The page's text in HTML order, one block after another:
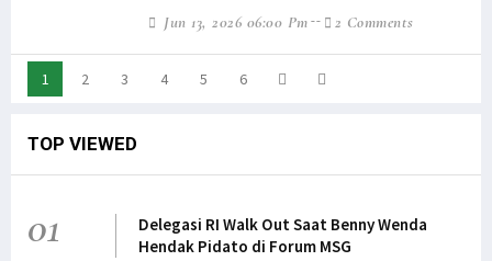
Jun 13, 2026 06:00 Pm 2 Comments
1 2 3 4 5 6
TOP VIEWED
01
Delegasi RI Walk Out Saat Benny Wenda
Hendak Pidato di Forum MSG